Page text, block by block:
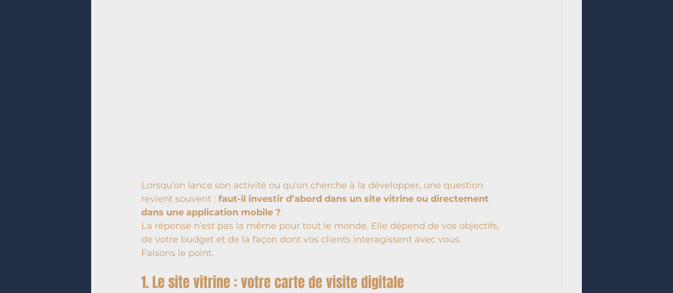
Lorsqu’on lance son activité ou qu’on cherche à la développer, une question
revient souvent : faut-il investir d’abord dans un site vitrine ou directement
dans une application mobile ?
La réponse n’est pas la même pour tout le monde. Elle dépend de vos objectifs,
de votre budget et de la façon dont vos clients interagissent avec vous.
Faisons le point.
1. Le site vitrine : votre carte de visite digitale